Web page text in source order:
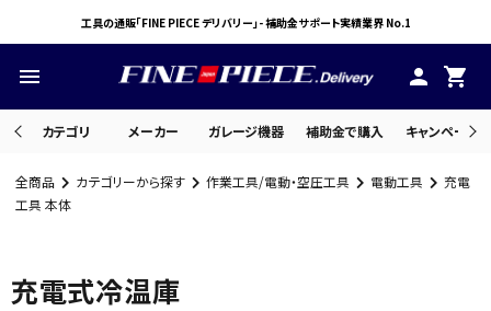
工具の通販「FINE PIECE デリバリー」- 補助金サポート実績業界 No.1
menu person shopping_cart
カテゴリ メーカー ガレージ機器 補助金で購入 キャンペーン
ACCOUNT MENU
全商品 カテゴリーから探す 作業工具/電動・空圧工具 電動工具
充電
工具 本体
充電式冷温庫